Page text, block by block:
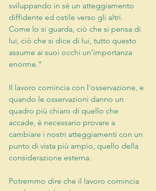
sviluppando in sé un atteggiamento
diffidente ed ostile verso gli altri.
Come lo si guarda, ciò che si pensa di
lui, ciò che si dice di lui, tutto questo
assume ai suoi occhi un'importanza
enorme."
Il lavoro comincia con l'osservazione, e
quando le osservazioni danno un
quadro più chiaro di quello che
accade, è necessario provare a
cambiare i nostri atteggiamenti con un
punto di vista più ampio, quello della
considerazione esterna.
Potremmo dire che il lavoro comincia